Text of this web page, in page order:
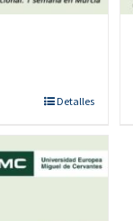
Detalles